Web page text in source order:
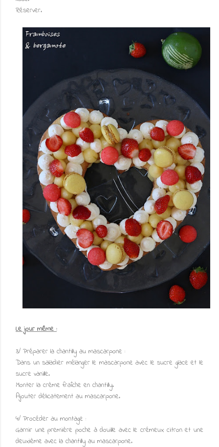
Réserver.
Le jour même :
3/ Préparer la chantilly au mascarpone :
Dans un saladier mélanger le mascarpone avec le sucre glace et le
sucre vanille.
Monter la crème fraîche en chantilly.
Ajouter délicatement au mascarpone.
4/ Procéder au montage :
Garnir une première poche à douille avec le crémeux citron et une
deuxième avec la chantilly au mascarpone.